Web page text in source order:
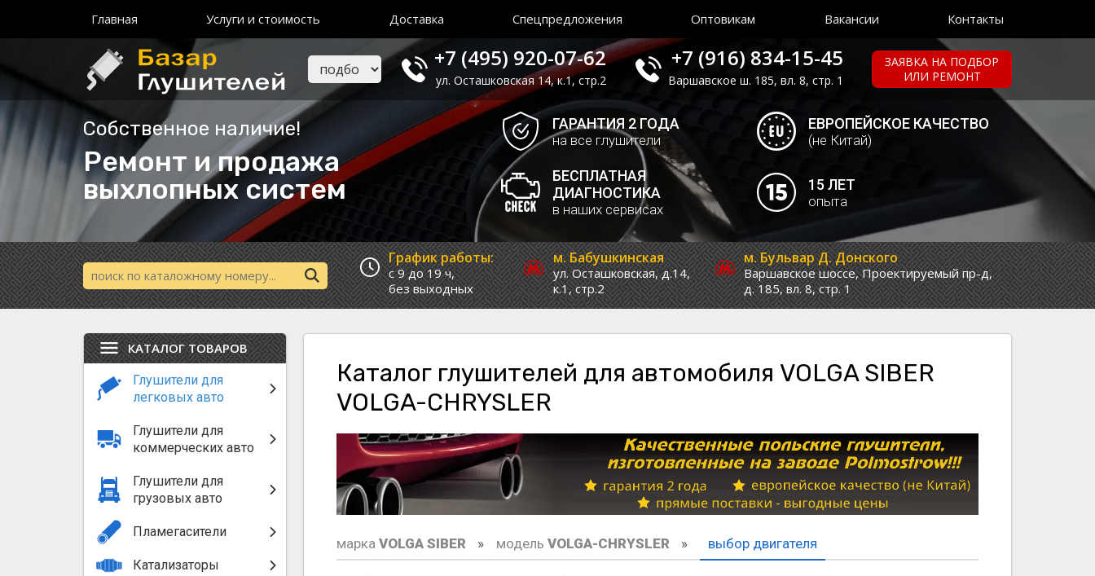
Главная Услуги и стоимость Доставка Спецпредложения Оптовикам Вакансии Контакты
+7 (495) 920-07-62
ул. Осташковская 14, к.1, стр.2
+7 (916) 834-15-45
Варшавское ш. 185, вл. 8, стр. 1
ЗАЯВКА НА ПОДБОР
ИЛИ РЕМОНТ
Собственное наличие!
Ремонт и продажа
выхлопных систем
ГАРАНТИЯ 2 ГОДА
на все глушители
ЕВРОПЕЙСКОЕ КАЧЕСТВО
(не Китай)
БЕСПЛАТНАЯ
ДИАГНОСТИКА
в наших сервисах
15 ЛЕТ
опыта
График работы:
с 9 до 19 ч,
без выходных
м. Бабушкинская
ул. Осташковская, д.14,
к.1, стр.2
м. Бульвар Д. Донского
Варшавское шоссе,Проектируемый пр-д,
д. 185, вл. 8, стр. 1
КАТАЛОГ ТОВАРОВ
Глушители для
легковых авто
Глушители для
коммерческих авто
Глушители для
грузовых авто
Пламегасители
Катализаторы
Каталог глушителей для автомобиля VOLGA SIBER
VOLGA-CHRYSLER
марка VOLGA SIBER модель VOLGA-CHRYSLER выбор двигателя